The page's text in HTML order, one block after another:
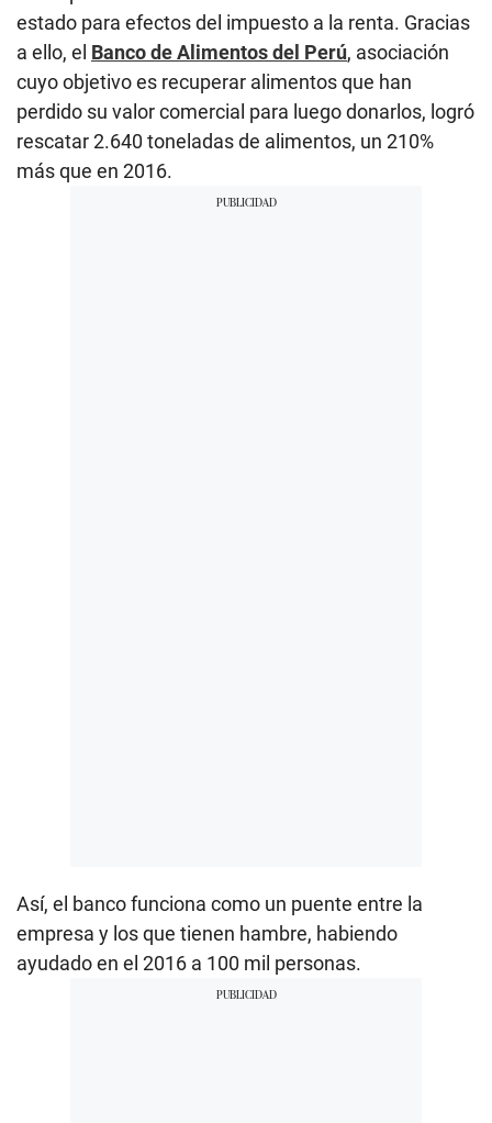
estado para efectos del impuesto a la renta. Gracias
a ello, el Banco de Alimentos del Perú, asociación
cuyo objetivo es recuperar alimentos que han
perdido su valor comercial para luego donarlos, logró
rescatar 2.640 toneladas de alimentos, un 210%
más que en 2016.
Así, el banco funciona como un puente entre la
empresa y los que tienen hambre, habiendo
ayudado en el 2016 a 100 mil personas.